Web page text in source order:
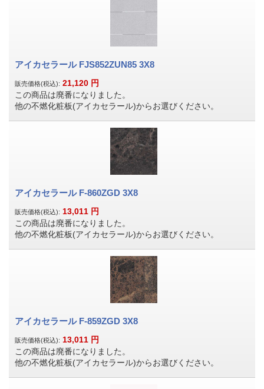
アイカセラール FJS852ZUN85 3X8
販売価格(税込): 21,120 円
この商品は廃番になりました。
他の不燃化粧板(アイカセラール)からお選びください。
アイカセラール F-860ZGD 3X8
販売価格(税込): 13,011 円
この商品は廃番になりました。
他の不燃化粧板(アイカセラール)からお選びください。
アイカセラール F-859ZGD 3X8
販売価格(税込): 13,011 円
この商品は廃番になりました。
他の不燃化粧板(アイカセラール)からお選びください。